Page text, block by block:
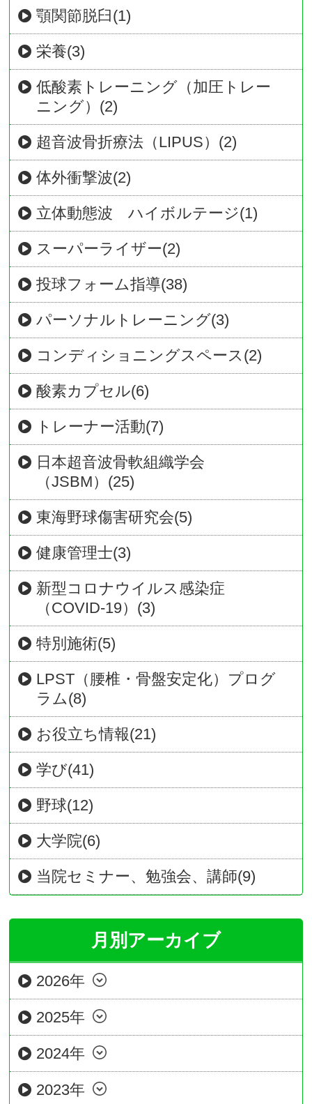
顎関節脱臼(1)
栄養(3)
低酸素トレーニング（加圧トレー
ニング）(2)
超音波骨折療法（LIPUS）(2)
体外衝撃波(2)
立体動態波 ハイボルテージ(1)
スーパーライザー(2)
投球フォーム指導(38)
パーソナルトレーニング(3)
コンディショニングスペース(2)
酸素カプセル(6)
トレーナー活動(7)
日本超音波骨軟組織学会
（JSBM）(25)
東海野球傷害研究会(5)
健康管理士(3)
新型コロナウイルス感染症
（COVID-19）(3)
特別施術(5)
LPST（腰椎・骨盤安定化）プログ
ラム(8)
お役立ち情報(21)
学び(41)
野球(12)
大学院(6)
当院セミナー、勉強会、講師(9)
月別アーカイブ
2026年
2025年
2024年
2023年